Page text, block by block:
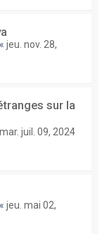
« jeu. nov. 28,
sur la
mar. juil. 09, 2024
« jeu. mai 02,